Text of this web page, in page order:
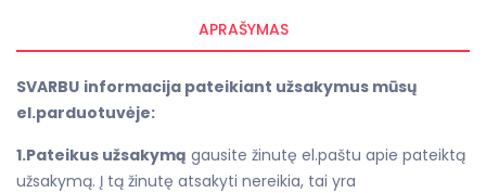
APRAŠYMAS
SVARBU informacija pateikiant užsakymus mūsų
el.parduotuvėje:
1.Pateikus užsakymą gausite žinutę el.paštu apie pateiktą
užsakymą. Į tą žinutę atsakyti nereikia, tai yra